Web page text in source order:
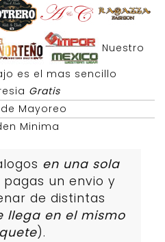
Nuestro
es el mas sencillo
Gratis
Mayoreo
Minima
en una sola
pagas un envio y
de distintas
llega en el mismo
).